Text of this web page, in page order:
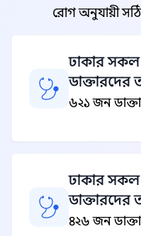
রোগ অনুযায়ী
ঢাকার সকল
ডাক্তারদের
৬২১ জন
ঢাকার সকল
ডাক্তারদের
৪২৬ জন